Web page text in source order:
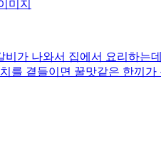
가 나와서 집에서 요리하는
를 곁들이면 꿀맛같은 한끼가